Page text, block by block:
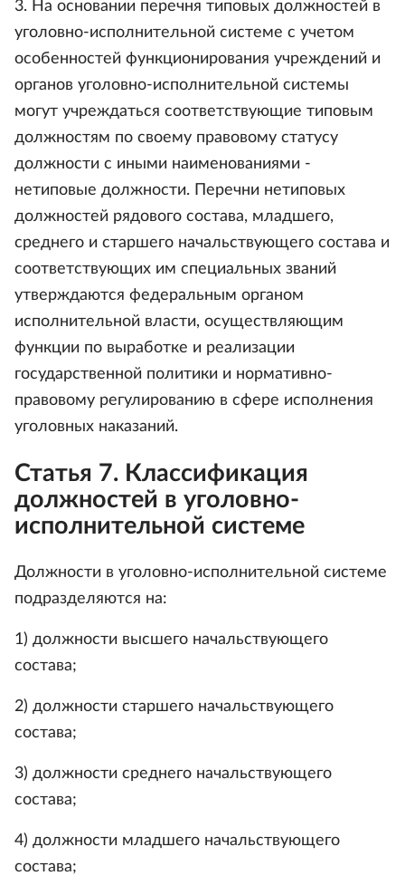
3. На основании перечня типовых должностей в
уголовно-исполнительной системе с учетом
особенностей функционирования учреждений и
органов уголовно-исполнительной системы
могут учреждаться соответствующие типовым
должностям по своему правовому статусу
должности с иными наименованиями -
нетиповые должности. Перечни нетиповых
должностей рядового состава, младшего,
среднего и старшего начальствующего состава и
соответствующих им специальных званий
утверждаются федеральным органом
исполнительной власти, осуществляющим
функции по выработке и реализации
государственной политики и нормативно-
правовому регулированию в сфере исполнения
уголовных наказаний.
Статья 7. Классификация
должностей в уголовно-
исполнительной системе
Должности в уголовно-исполнительной системе
подразделяются на:
1) должности высшего начальствующего
состава;
2) должности старшего начальствующего
состава;
3) должности среднего начальствующего
состава;
4) должности младшего начальствующего
состава;